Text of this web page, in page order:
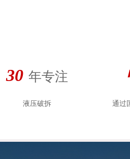
30 年专注
液压破拆 通过